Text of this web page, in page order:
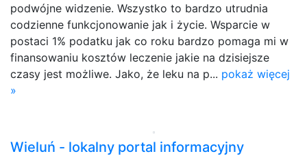
podwójne widzenie. Wszystko to bardzo utrudnia
codzienne funkcjonowanie jak i życie. Wsparcie w
postaci 1% podatku jak co roku bardzo pomaga mi w
finansowaniu kosztów leczenie jakie na dzisiejsze
czasy jest możliwe. Jako, że leku na p... pokaż więcej
»
Wieluń - lokalny portal informacyjny